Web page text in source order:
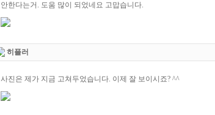
안한다는거. 도움 많이 되었네요 고맙습니다.
히플러
사진은 제가 지금 고쳐두었습니다. 이제 잘 보이시죠? ^^